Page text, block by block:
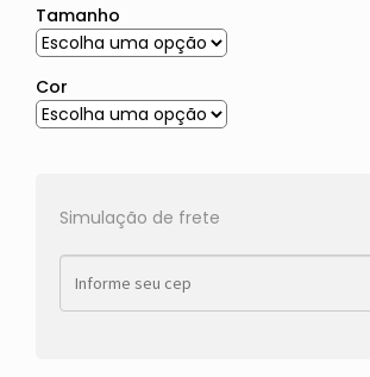
Tamanho
Cor
Simulação de frete